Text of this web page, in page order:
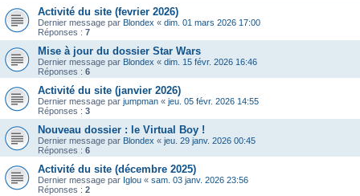
Activité du site (fevrier 2026)
Dernier message par Blondex « dim. 01 mars 2026 17:00
Réponses : 7
Mise à jour du dossier Star Wars
Dernier message par Blondex « dim. 15 févr. 2026 16:46
Réponses : 6
Activité du site (janvier 2026)
Dernier message par jumpman « jeu. 05 févr. 2026 14:55
Réponses : 3
Nouveau dossier : le Virtual Boy !
Dernier message par Blondex « jeu. 29 janv. 2026 00:45
Réponses : 6
Activité du site (décembre 2025)
Dernier message par Iglou « sam. 03 janv. 2026 23:56
Réponses : 2